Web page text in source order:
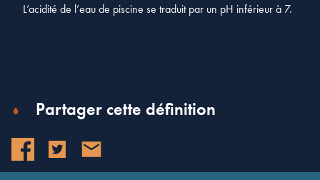
L’acidité de l’eau de piscine se traduit par un pH inférieur à 7.
Partager cette définition